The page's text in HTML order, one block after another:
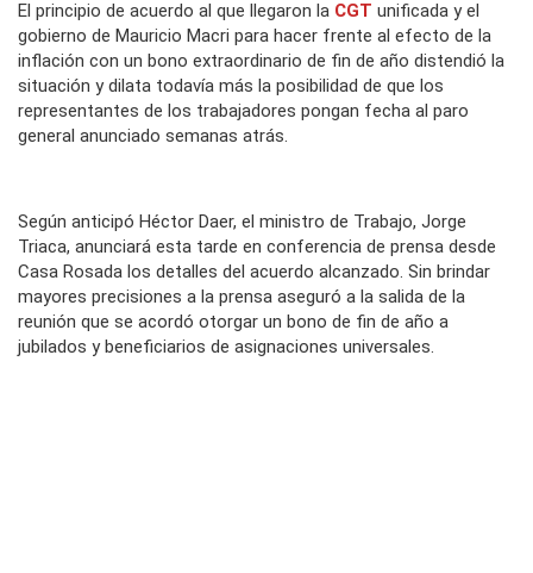
El principio de acuerdo al que llegaron la CGT unificada y el
gobierno de Mauricio Macri para hacer frente al efecto de la
inflación con un bono extraordinario de fin de año distendió la
situación y dilata todavía más la posibilidad de que los
representantes de los trabajadores pongan fecha al paro
general anunciado semanas atrás.
Según anticipó Héctor Daer, el ministro de Trabajo, Jorge
Triaca, anunciará esta tarde en conferencia de prensa desde
Casa Rosada los detalles del acuerdo alcanzado. Sin brindar
mayores precisiones a la prensa aseguró a la salida de la
reunión que se acordó otorgar un bono de fin de año a
jubilados y beneficiarios de asignaciones universales.